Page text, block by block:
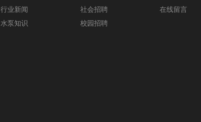
行业新闻
水泵知识
社会招聘
校园招聘
在线留言